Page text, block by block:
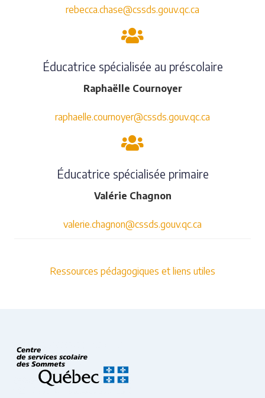
rebecca.chase@cssds.gouv.qc.ca
Éducatrice spécialisée au préscolaire
Raphaëlle Cournoyer
raphaelle.cournoyer@cssds.gouv.qc.ca
Éducatrice spécialisée primaire
Valérie Chagnon
valerie.chagnon@cssds.gouv.qc.ca
Ressources pédagogiques et liens utiles